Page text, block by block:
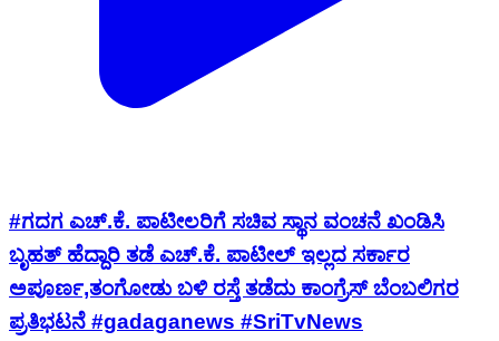
#ಗದಗ ಎಚ್.ಕೆ. ಪಾಟೀಲರಿಗೆ ಸಚಿವ ಸ್ಥಾನ ವಂಚನೆ ಖಂಡಿಸಿ
ಬೃಹತ್ ಹೆದ್ದಾರಿ ತಡೆ ಎಚ್.ಕೆ. ಪಾಟೀಲ್ ಇಲ್ಲದ ಸರ್ಕಾರ
ಅಪೂರ್ಣ,ತಂಗೋಡು ಬಳಿ ರಸ್ತೆ ತಡೆದು ಕಾಂಗ್ರೆಸ್ ಬೆಂಬಲಿಗರ
ಪ್ರತಿಭಟನೆ #gadaganews #SriTvNews